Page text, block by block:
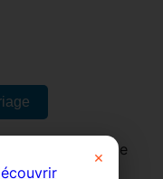
avec ce
jeune garçon
×